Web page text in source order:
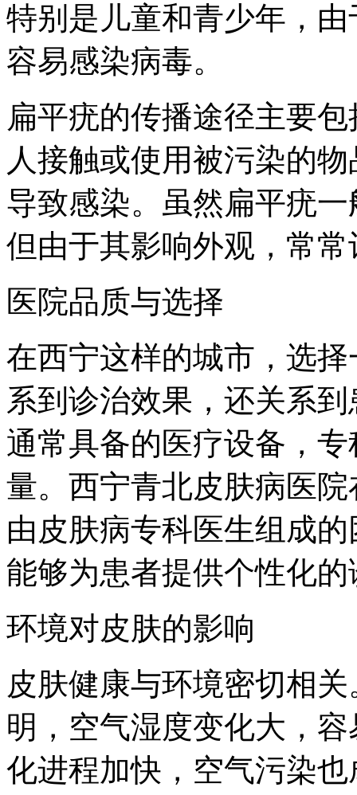
特别是儿童和青少年，
容易感染病毒。
扁平疣的传播途径主要
人接触或使用被污染的
导致感染。虽然扁平疣
但由于其影响外观，常
医院品质与选择
在西宁这样的城市，选
系到诊治效果，还关系
通常具备的医疗设备，
量。西宁青北皮肤病医
由皮肤病专科医生组成
能够为患者提供个性化
环境对皮肤的影响
皮肤健康与环境密切相
明，空气湿度变化大，
化进程加快，空气污染